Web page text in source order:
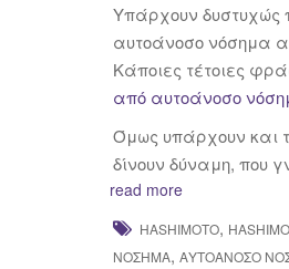
Υπάρχουν δυστυχώς
αυτοάνοσο νόσημα
Κάποιες τέτοιες
από αυτοάνοσο
Όμως υπάρχουν και
δίνουν δύναμη, που
read more
HASHIMOTO,
ΝΌΣΗΜΑ, ΑΥΤΟΆΝΟΣΟ